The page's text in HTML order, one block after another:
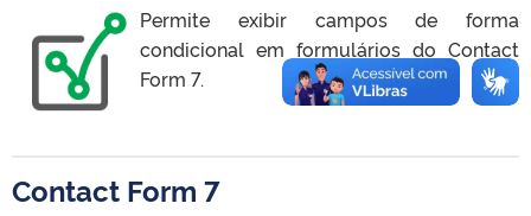
Permite exibir campos de forma
condicional em formulários do Contact
Form 7.
Contact Form 7